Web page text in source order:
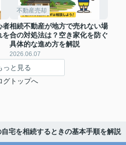
者
を
不動産売却
相続不動産が地方で売れない場
合の対処法は？空き家化を防ぐ
具体的な進め方を解説
2026.06.07
っと見る
グトップへ
宅を相続するときの基本手順を解説